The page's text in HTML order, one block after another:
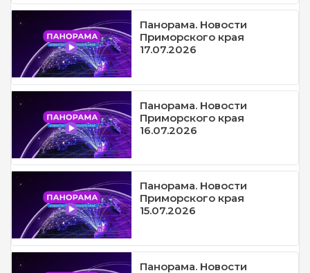
Панорама. Новости
Приморского края
17.07.2026
Панорама. Новости
Приморского края
16.07.2026
Панорама. Новости
Приморского края
15.07.2026
Панорама. Новости